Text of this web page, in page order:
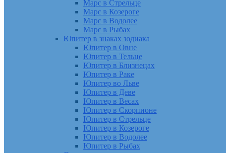
Марс в Стрельце
Марс в Козероге
Марс в Водолее
Марс в Рыбах
Юпитер в знаках зодиака
Юпитер в Овне
Юпитер в Тельце
Юпитер в Близнецах
Юпитер в Раке
Юпитер во Льве
Юпитер в Деве
Юпитер в Весах
Юпитер в Скорпионе
Юпитер в Стрельце
Юпитер в Козероге
Юпитер в Водолее
Юпитер в Рыбах